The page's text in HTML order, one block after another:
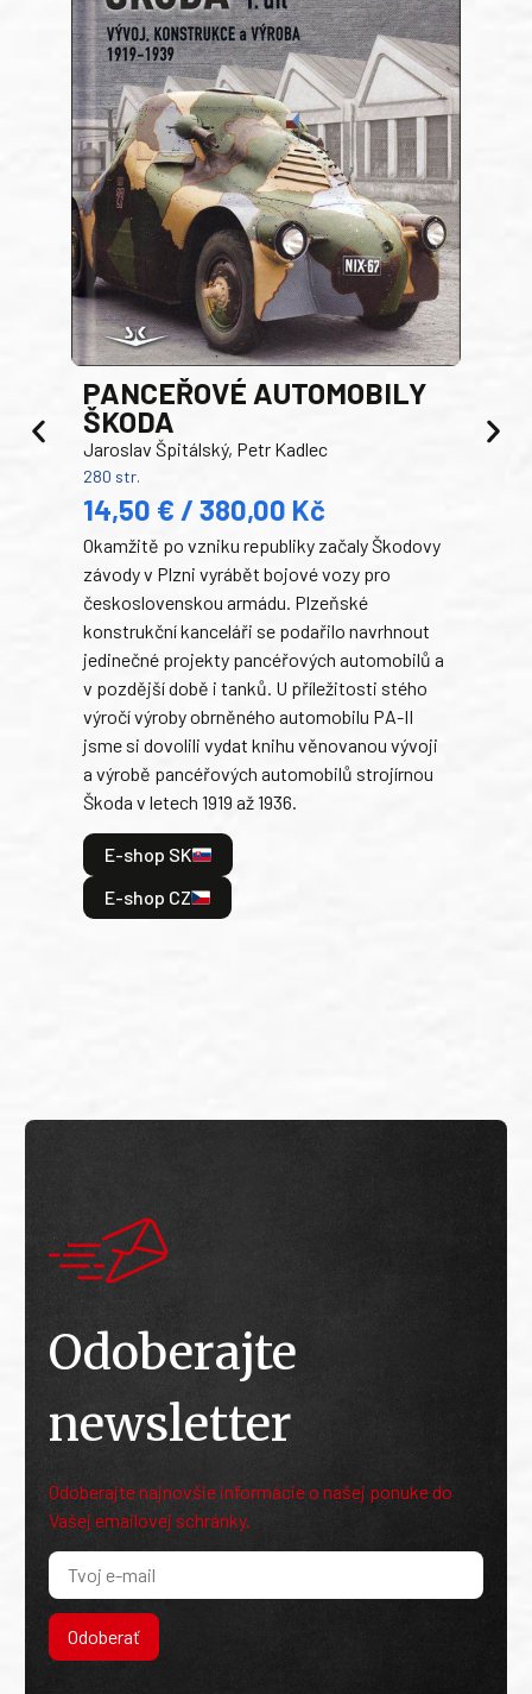
PANCEŘOVÉ AUTOMOBILY
ŠKODA
Jaroslav Špitálský, Petr Kadlec
280 str.
14,50 € / 380,00 Kč
Okamžitě po vzniku republiky začaly Škodovy
závody v Plzni vyrábět bojové vozy pro
československou armádu. Plzeňské
konstrukční kanceláři se podařilo navrhnout
jedinečné projekty pancéřových automobilů a
v pozdější době i tanků. U příležitosti stého
výročí výroby obrněného automobilu PA-II
jsme si dovolili vydat knihu věnovanou vývoji
a výrobě pancéřových automobilů strojírnou
Škoda v letech 1919 až 1936.
E-shop SK
E-shop CZ
Odoberajte
newsletter
Odoberajte najnovšie informácie o našej ponuke do
Vašej emailovej schránky.
Odoberať